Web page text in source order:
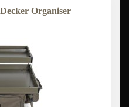
Organiser